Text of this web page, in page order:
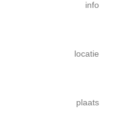
info
locatie
plaats